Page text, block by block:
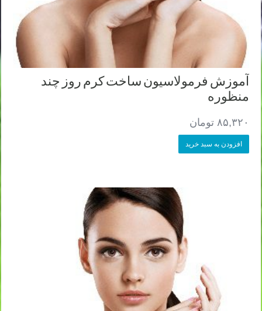
آموزش فرمولاسیون ساخت کرم روز چند
منظوره
۸۵,۳۲۰ تومان
افزودن به سبد خرید